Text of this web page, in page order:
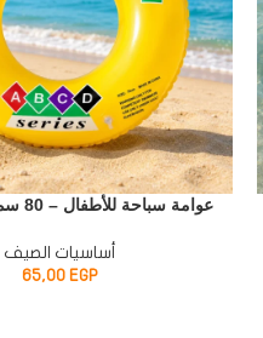
عوامة سباحة للأطفال – 80 سم – لون أصفر
أساسيات الصيف
65,00 EGP